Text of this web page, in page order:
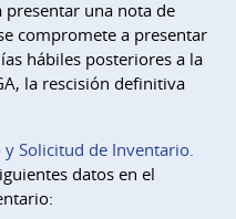
una nota de
compromete a presentar
hábiles posteriores a la
la rescisión definitiva
Solicitud de Inventario.
datos en el